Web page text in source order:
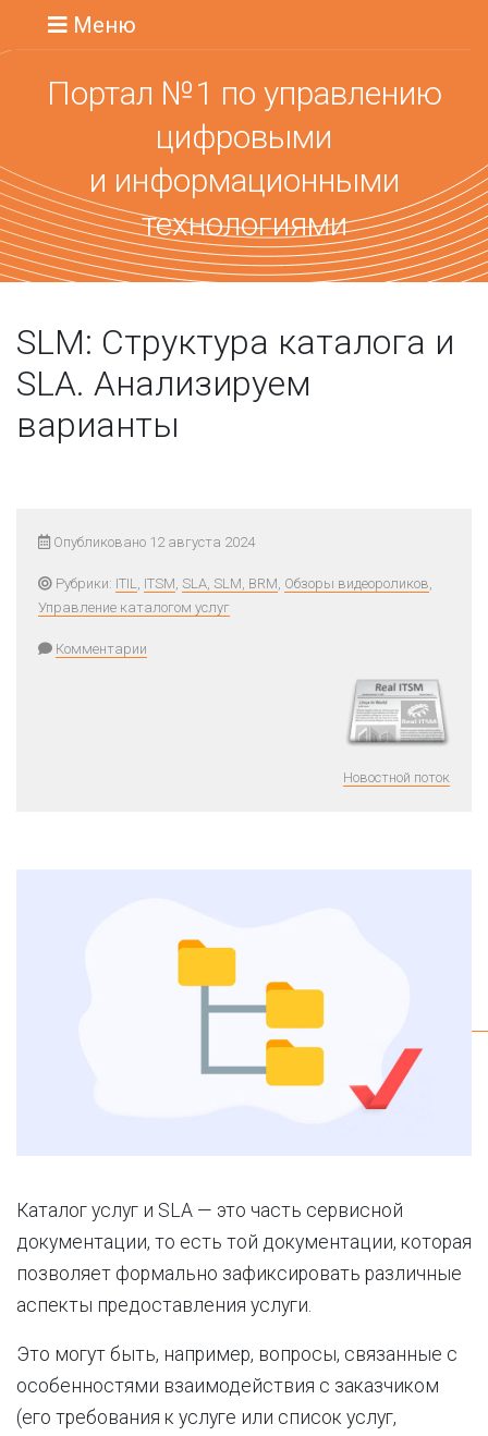
Меню
Портал №1 по управлению
цифровыми
и информационными
технологиями
SLM: Структура каталога и
SLA. Анализируем
варианты
Опубликовано 12 августа 2024
Рубрики: ITIL, ITSM, SLA, SLM, BRM, Обзоры видеороликов,
Управление каталогом услуг
Комментарии
Новостной поток
Каталог услуг и SLA — это часть сервисной
документации, то есть той документации, которая
позволяет формально зафиксировать различные
аспекты предоставления услуги.
Это могут быть, например, вопросы, связанные с
особенностями взаимодействия с заказчиком
(его требования к услуге или список услуг,